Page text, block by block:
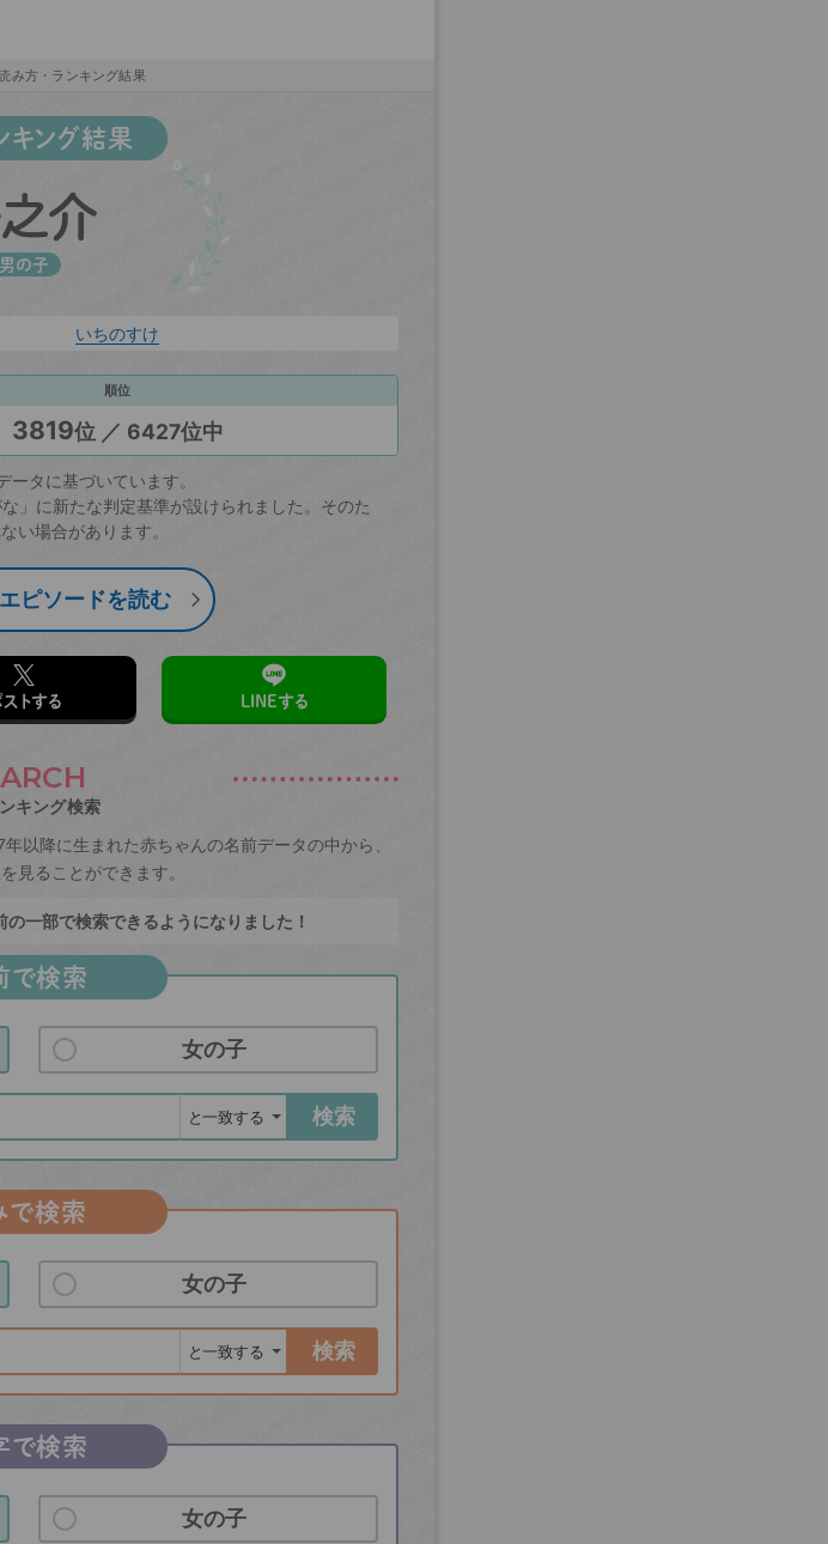
み方・ランキング結果
キング結果
介
男の子
いちのすけ
順位
3819位 ／ 6427位中
タに基づいています。
」に新たな判定基準が設けられました。そのた
い場合があります。
ピソードを読む
ストする LINEする
キング検索
以降に生まれた赤ちゃんの名前データの中から、
見ることができます。
一部で検索できるようになりました！
で検索
女の子
検索
で検索
女の子
検索
で検索
女の子